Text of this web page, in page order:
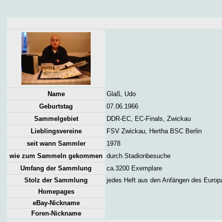
Name
Glaß, Udo
Geburtstag
07.06.1966
Sammelgebiet
DDR-EC, EC-Finals, Zwickau
Lieblingsvereine
FSV Zwickau, Hertha BSC Berlin
seit wann Sammler
1978
wie zum Sammeln gekommen durch Stadionbesuche
Umfang der Sammlung
ca.3200 Exemplare
Stolz der Sammlung
jedes Heft aus den Anfängen des
Homepages
eBay-Nickname
Foren-Nickname